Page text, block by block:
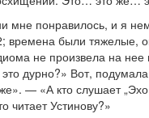
понравилось, и я
времена были
не произвела на
дурно?» Вот,
— «А кто слушает
читает Устинову?»